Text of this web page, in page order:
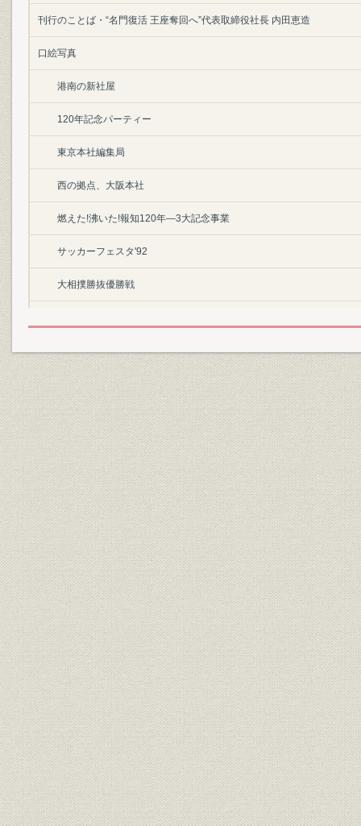
刊行のことば・“名門復活 王座奪回へ”代表取締役社長 内田恵造
口絵写真
港南の新社屋
120年記念パーティー
東京本社編集局
西の拠点、大阪本社
燃えた!沸いた!報知120年―3大記念事業
サッカーフェスタ'92
大相撲勝抜優勝戦
25万人が走った―青梅報知マラソン
燦と輝け新生巨人、長嶋監督・長鴫一茂・松井秀喜
爆発!ヤングパワー
'92報知プロスポーツ大賞受賞者
激撮!五輪の青春
東京
冬季札幌
ロサンゼルス
バルセロナ
冬季アルベールビル
カメラアイ―スポーツ・芸能・報知報道写真集(昭和27年~39年)
カメラアイ(昭和40年~49年)
カメラアイ(昭和50年~59年)
カメラアイ(昭和60年~平成3年)
カメラアイ(平成4年~5年)